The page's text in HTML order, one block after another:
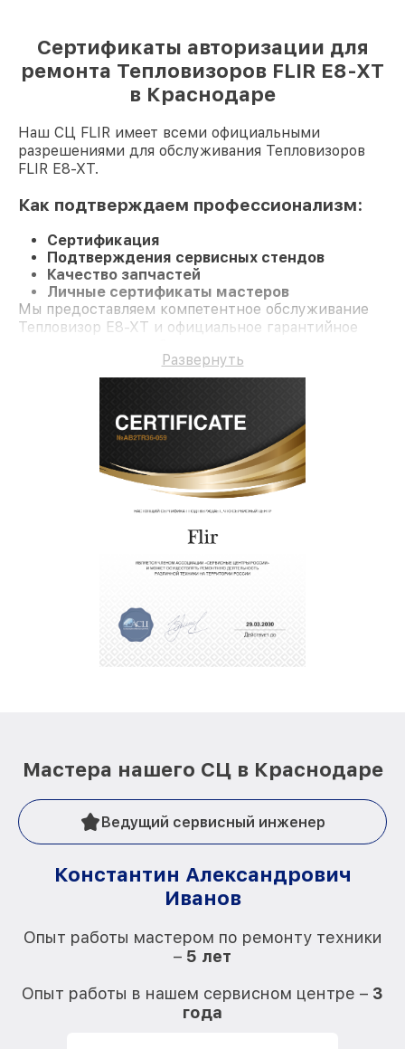
Сертификаты авторизации для
ремонта Тепловизоров FLIR E8-XT
в Краснодаре
Наш СЦ FLIR имеет всеми официальными
разрешениями для обслуживания Тепловизоров
FLIR E8-XT.
Как подтверждаем профессионализм:
Сертификация
Подтверждения сервисных стендов
Качество запчастей
Личные сертификаты мастеров
Мы предоставляем компетентное обслуживание
Тепловизор E8-XT и официальное гарантийное
Развернуть
Мастера нашего СЦ в Краснодаре
Ведущий сервисный инженер
Константин Александрович
Иванов
Опыт работы мастером по ремонту техники
– 5 лет
Опыт работы в нашем сервисном центре – 3
года